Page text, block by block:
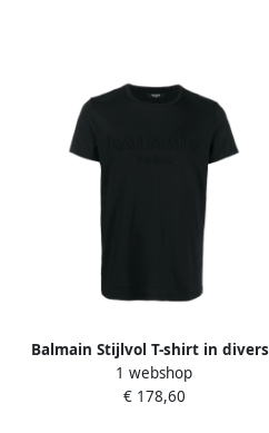
Balmain Stijlvol T-shirt in
kleuren Black Heren
1 webshop
€ 178,60